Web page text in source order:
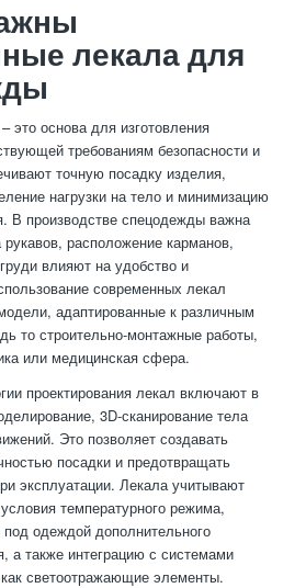
лекала для
это основа для изготовления
требованиям безопасности и
точную посадку изделия,
нагрузки на тело и минимизацию
В производстве спецодежды важна
расположение карманов,
влияют на удобство и
современных лекал
адаптированные к различным
то строительно-монтажные работы,
или медицинская сфера.
проектирования лекал включают в
3D-сканирование тела
Это позволяет создавать
посадки и предотвращать
эксплуатации. Лекала учитывают
температурного режима,
одеждой дополнительного
а также интеграцию с системами
светоотражающие элементы.